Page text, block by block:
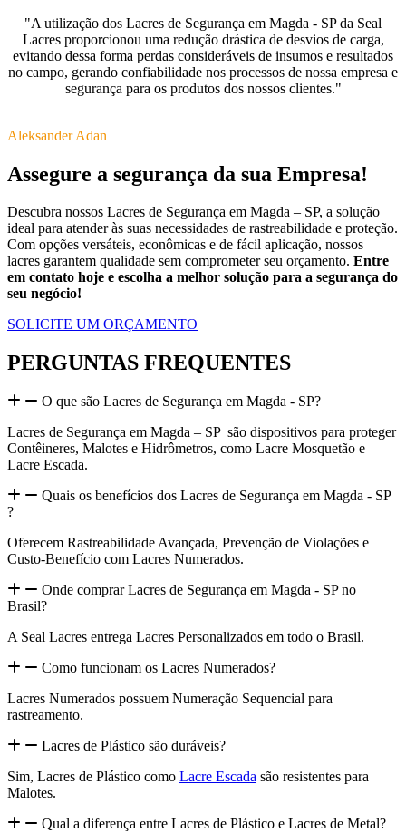
"A utilização dos Lacres de Segurança em Magda - SP da Seal
Lacres proporcionou uma redução drástica de desvios de carga,
evitando dessa forma perdas consideráveis de insumos e resultados
no campo, gerando confiabilidade nos processos de nossa empresa e
segurança para os produtos dos nossos clientes."
Aleksander Adan
Assegure a segurança da sua Empresa!
Descubra nossos Lacres de Segurança em Magda – SP, a solução
ideal para atender às suas necessidades de rastreabilidade e proteção.
Com opções versáteis, econômicas e de fácil aplicação, nossos
lacres garantem qualidade sem comprometer seu orçamento. Entre
em contato hoje e escolha a melhor solução para a segurança do
seu negócio!
SOLICITE UM ORÇAMENTO
PERGUNTAS FREQUENTES
O que são Lacres de Segurança em Magda - SP?
Lacres de Segurança em Magda – SP são dispositivos para proteger
Contêineres, Malotes e Hidrômetros, como Lacre Mosquetão e
Lacre Escada.
Quais os benefícios dos Lacres de Segurança em Magda - SP
?
Oferecem Rastreabilidade Avançada, Prevenção de Violações e
Custo-Benefício com Lacres Numerados.
Onde comprar Lacres de Segurança em Magda - SP no
Brasil?
A Seal Lacres entrega Lacres Personalizados em todo o Brasil.
Como funcionam os Lacres Numerados?
Lacres Numerados possuem Numeração Sequencial para
rastreamento.
Lacres de Plástico são duráveis?
Sim, Lacres de Plástico como Lacre Escada são resistentes para
Malotes.
Qual a diferença entre Lacres de Plástico e Lacres de Metal?